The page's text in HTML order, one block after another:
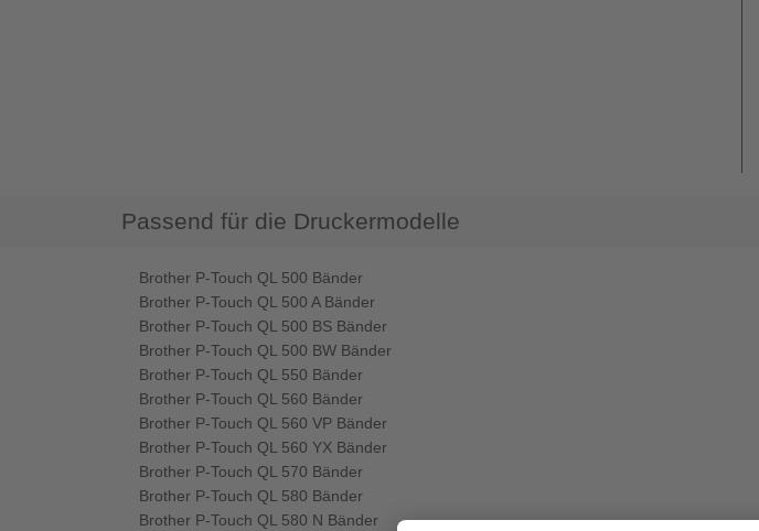
Passend für die Druckermodelle
Brother P-Touch QL 500 Bänder
Brother P-Touch QL 500 A Bänder
Brother P-Touch QL 500 BS Bänder
Brother P-Touch QL 500 BW Bänder
Brother P-Touch QL 550 Bänder
Brother P-Touch QL 560 Bänder
Brother P-Touch QL 560 VP Bänder
Brother P-Touch QL 560 YX Bänder
Brother P-Touch QL 570 Bänder
Brother P-Touch QL 580 Bänder
Brother P-Touch QL 580 N Bänder